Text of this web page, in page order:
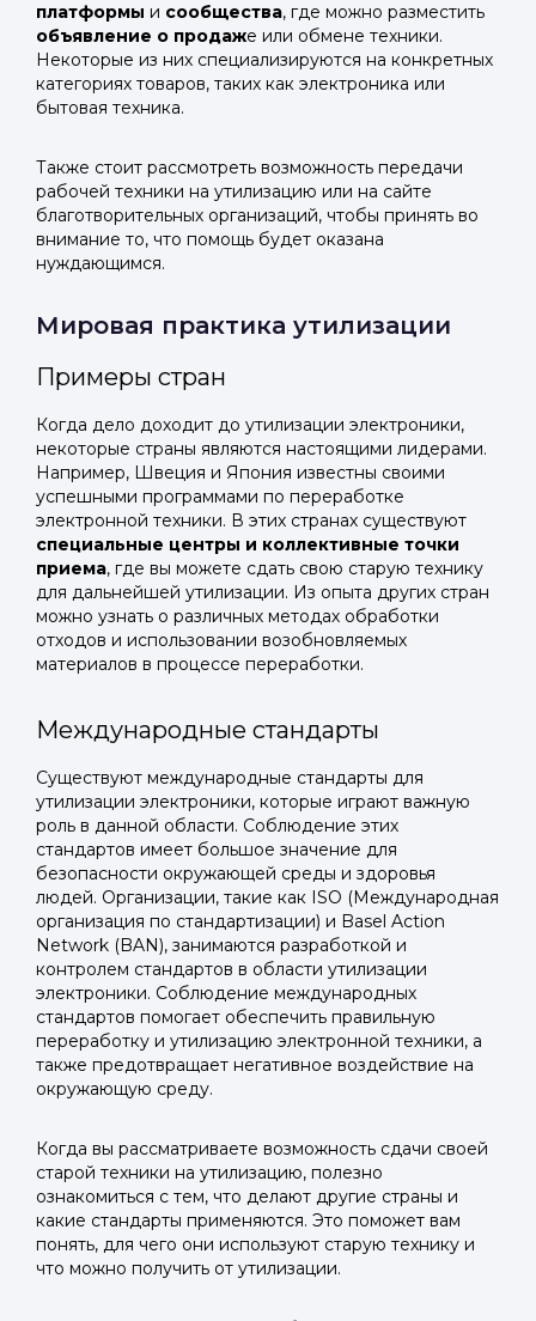
платформы и сообщества, где можно разместить
объявление о продаже или обмене техники.
Некоторые из них специализируются на конкретных
категориях товаров, таких как электроника или
бытовая техника.
Также стоит рассмотреть возможность передачи
рабочей техники на утилизацию или на сайте
благотворительных организаций, чтобы принять во
внимание то, что помощь будет оказана
нуждающимся.
Мировая практика утилизации
Примеры стран
Когда дело доходит до утилизации электроники,
некоторые страны являются настоящими лидерами.
Например, Швеция и Япония известны своими
успешными программами по переработке
электронной техники. В этих странах существуют
специальные центры и коллективные точки
приема, где вы можете сдать свою старую технику
для дальнейшей утилизации. Из опыта других стран
можно узнать о различных методах обработки
отходов и использовании возобновляемых
материалов в процессе переработки.
Международные стандарты
Существуют международные стандарты для
утилизации электроники, которые играют важную
роль в данной области. Соблюдение этих
стандартов имеет большое значение для
безопасности окружающей среды и здоровья
людей. Организации, такие как ISO (Международная
организация по стандартизации) и Basel Action
Network (BAN), занимаются разработкой и
контролем стандартов в области утилизации
электроники. Соблюдение международных
стандартов помогает обеспечить правильную
переработку и утилизацию электронной техники, а
также предотвращает негативное воздействие на
окружающую среду.
Когда вы рассматриваете возможность сдачи своей
старой техники на утилизацию, полезно
ознакомиться с тем, что делают другие страны и
какие стандарты применяются. Это поможет вам
понять, для чего они используют старую технику и
что можно получить от утилизации.